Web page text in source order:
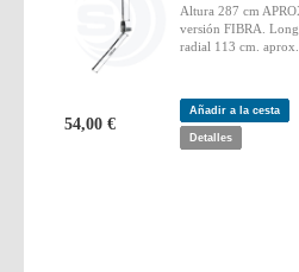
Altura 287 cm
versión FIBRA.
radial 113 cm. aprox.
54,00 €
Añadir a la cesta
Detalles